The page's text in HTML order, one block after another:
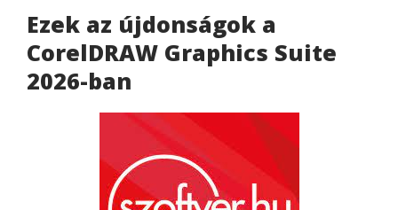
Ezek az újdonságok a
CorelDRAW Graphics Suite
2026-ban